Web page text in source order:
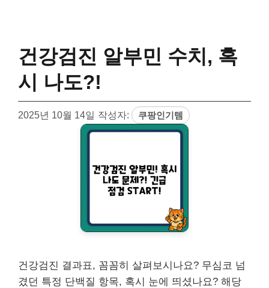
건강검진 알부민 수치, 혹
시 나도?!
2025년 10월 14일 작성자: 쿠팡인기템
건강검진 결과표, 꼼꼼히 살펴보시나요? 무심코 넘
겼던 특정 단백질 항목, 혹시 눈에 띄셨나요? 해당